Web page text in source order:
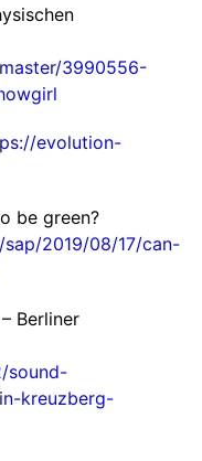
3990556-
evolution-
be green?
2019/08/17/can-
Berliner
sound-
kreuzberg-